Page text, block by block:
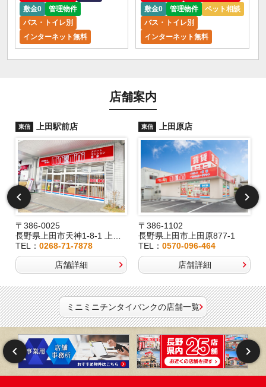
敷金0
管理物件
バス・トイレ別
インターネット無料
敷金0
管理物件
ペット相談
バス・トイレ別
インターネット無料
店舗案内
東信 上田駅前店
〒386-0025
長野県上田市天神1-8-1 上田駅前ビルパレオ1F
TEL：0268-71-7878
店舗詳細
東信 上田原店
〒386-1102
長野県上田市上田原877-1
TEL：0570-096-464
店舗詳細
ミニミニチンタイバンクの店舗一覧